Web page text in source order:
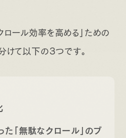
ール効率を高める」ための
けて以下の3つです。
「無駄なクロール」のブ